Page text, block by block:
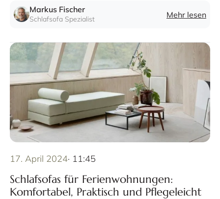
Markus Fischer
Schlafsofa Spezialist Mehr lesen
17. April 2024· 11:45
Schlafsofas für Ferienwohnungen:
Komfortabel, Praktisch und Pflegeleicht